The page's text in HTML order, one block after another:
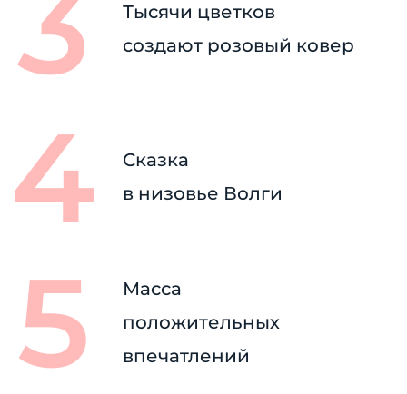
Тысячи цветков
создают розовый ковер
Сказка
в низовье Волги
Масса
положительных
впечатлений